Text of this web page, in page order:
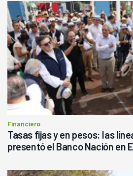
Financiero
Tasas fijas y en pesos: las
presentó el Banco Nación en